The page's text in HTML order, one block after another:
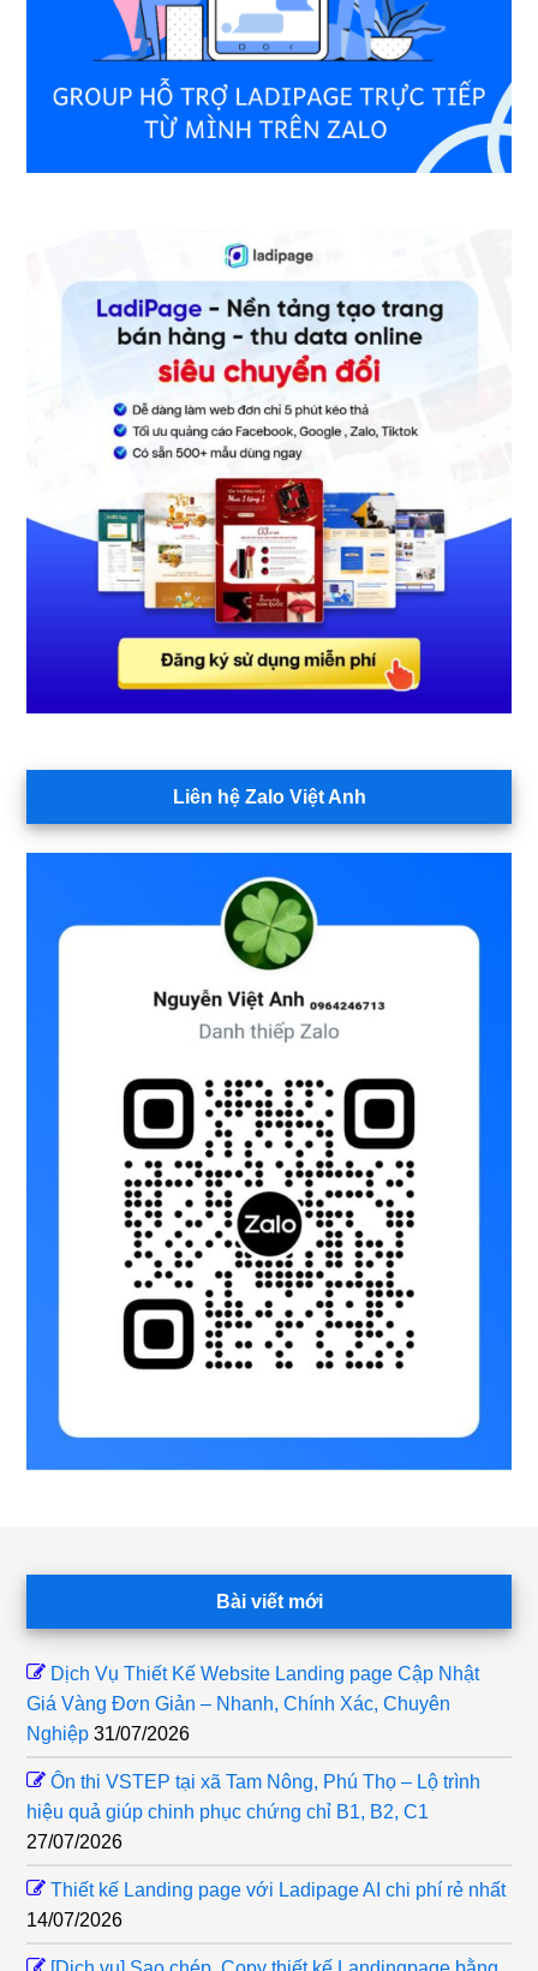
Liên hệ Zalo Việt Anh
Bài viết mới
Dịch Vụ Thiết Kế Website Landing page Cập Nhật
Giá Vàng Đơn Giản – Nhanh, Chính Xác, Chuyên
Nghiệp 31/07/2026
Ôn thi VSTEP tại xã Tam Nông, Phú Thọ – Lộ trình
hiệu quả giúp chinh phục chứng chỉ B1, B2, C1
27/07/2026
Thiết kế Landing page với Ladipage AI chi phí rẻ nhất
14/07/2026